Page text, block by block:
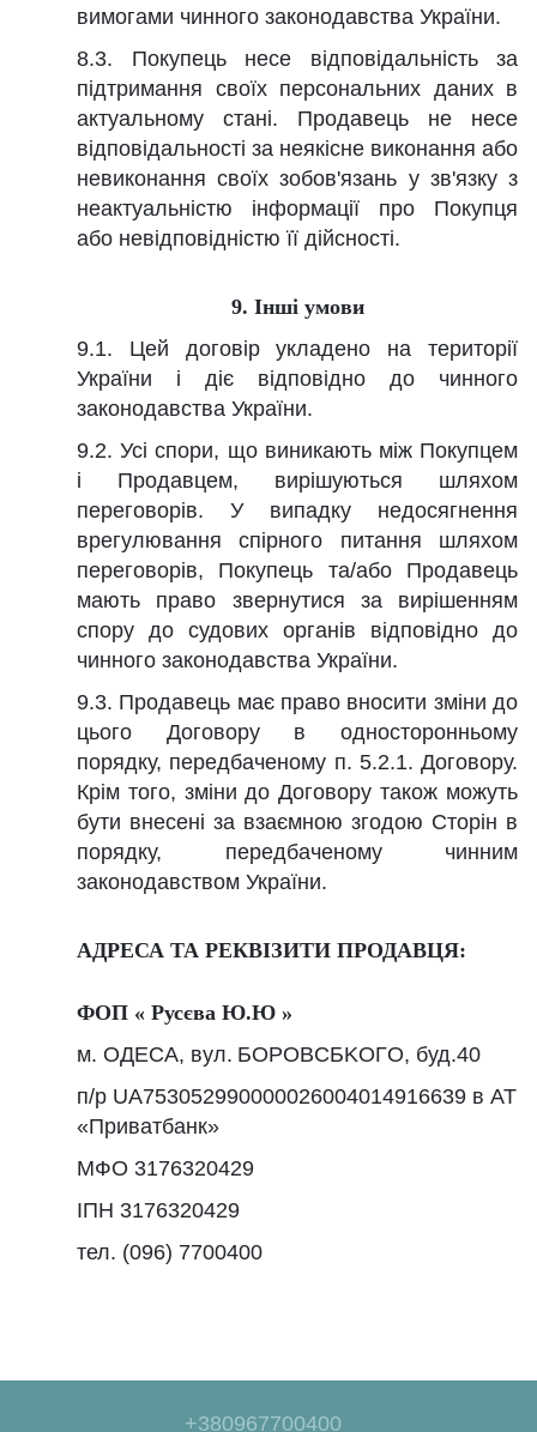
вимогами чинного законодавства України.
8.3. Покупець несе відповідальність за
підтримання своїх персональних даних в
актуальному стані. Продавець не несе
відповідальності за неякісне виконання або
невиконання своїх зобов'язань у зв'язку з
неактуальністю інформації про Покупця
або невідповідністю її дійсності.
9. Інші умови
9.1. Цей договір укладено на території
України і діє відповідно до чинного
законодавства України.
9.2. Усі спори, що виникають між Покупцем
і Продавцем, вирішуються шляхом
переговорів. У випадку недосягнення
врегулювання спірного питання шляхом
переговорів, Покупець та/або Продавець
мають право звернутися за вирішенням
спору до судових органів відповідно до
чинного законодавства України.
9.3. Продавець має право вносити зміни до
цього Договору в односторонньому
порядку, передбаченому п. 5.2.1. Договору.
Крім того, зміни до Договору також можуть
бути внесені за взаємною згодою Сторін в
порядку, передбаченому чинним
законодавством України.
АДРЕСА ТА РЕКВІЗИТИ ПРОДАВЦЯ:
ФОП « Русєва Ю.Ю »
м. ОДЕСА, вул. БOPOBCБKOГO, буд.40
п/р UA753052990000026004014916639 в АТ
«Приватбанк»
МФО 3176320429
ІПН 3176320429
тел. (096) 7700400
+380967700400